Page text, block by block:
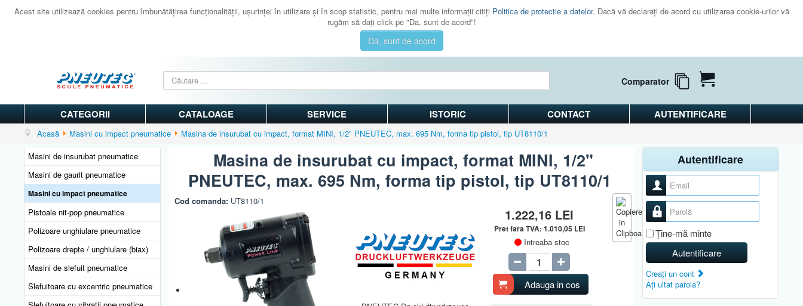
Acest site utilizează cookies pentru îmbunătăţirea funcţionalităţii, uşurinţei în utilizare şi în scop statistic, pentru mai multe informaţii citiţi Politica de protectie a datelor. Dacă vă declaraţi de acord cu utilizarea cookie-urilor vă
rugăm să daţi click pe "Da, sunt de acord"!
Da, sunt de acord
Comparator
CATEGORII CATALOAGE SERVICE ISTORIC CONTACT AUTENTIFICARE
Acasă Masini cu impact pneumatice
Masina de insurubat cu impact, format MINI, 1/2" PNEUTEC, max. 695 Nm, forma tip pistol, tip UT8110/1
Masini de insurubat pneumatice
Masini de gaurit pneumatice
Masini cu impact pneumatice
Pistoale nit-pop pneumatice
Polizoare unghiulare pneumatice
Polizoare drepte / unghiulare (biax)
Masini de slefuit pneumatice
Slefuitoare cu excentric pneumatice
Masina de insurubat cu impact, format MINI, 1/2"
PNEUTEC, max. 695 Nm, forma tip pistol, tip UT8110/1
Cod comanda: UT8110/1
1.222,16 LEI
Pret fara TVA: 1.010,05 LEI
Intreaba stoc
Adauga in cos
Autentificare
Nume utilizator
Parolă
Ţine-mă minte
Autentificare
Creaţi un cont
Aţi uitat parola?